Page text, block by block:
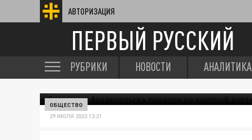
АВТОРИЗАЦИЯ
ПЕРВЫЙ РУССКИЙ
РУБРИКИ НОВОСТИ АНАЛИТИКА
ОБЩЕСТВО
29 ИЮЛЯ 2023 13:21